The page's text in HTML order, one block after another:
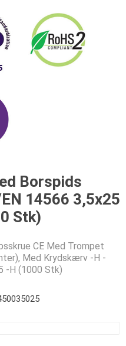
Borspids
14566 3,5x25
Stk)
CE Med Trompet
Med Krydskærv -H -
-H (1000 Stk)